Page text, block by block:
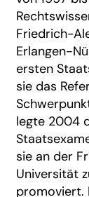
Friedrich-
Erlangen-
ersten
sie das
legte 2004
sie an der
Universität
promoviert.